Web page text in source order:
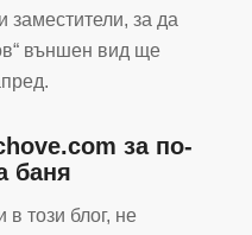
заместители, за да
външен вид ще
за по-
баня
този блог, не